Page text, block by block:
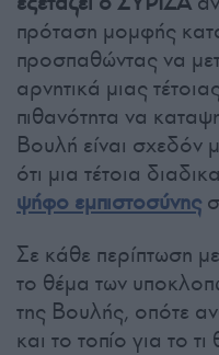
πρόταση μομφής
προσπαθώντας να
αρνητικά μιας
πιθανότητα να
Βουλή είναι σχεδόν
ότι μια τέτοια
ψήφο εμπιστοσύνης
Σε κάθε περίπτωση
το θέμα των
της Βουλής, οπότε
και το τοπίο για το